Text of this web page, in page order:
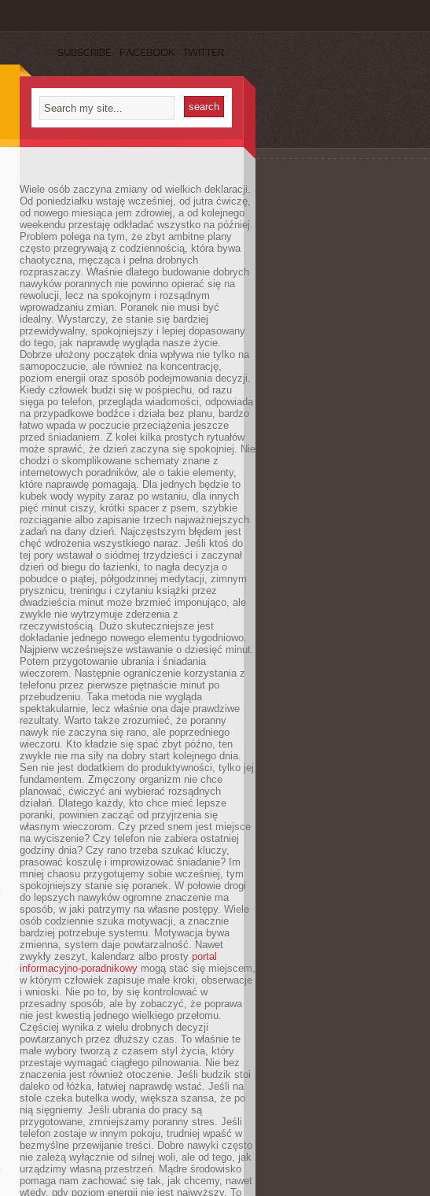
SUBSCRIBE FACEBOOK TWITTER
Wiele osób zaczyna zmiany od wielkich deklaracji.
Od poniedziałku wstaję wcześniej, od jutra ćwiczę,
od nowego miesiąca jem zdrowiej, a od kolejnego
weekendu przestaję odkładać wszystko na później.
Problem polega na tym, że zbyt ambitne plany
często przegrywają z codziennością, która bywa
chaotyczna, męcząca i pełna drobnych
rozpraszaczy. Właśnie dlatego budowanie dobrych
nawyków porannych nie powinno opierać się na
rewolucji, lecz na spokojnym i rozsądnym
wprowadzaniu zmian. Poranek nie musi być
idealny. Wystarczy, że stanie się bardziej
przewidywalny, spokojniejszy i lepiej dopasowany
do tego, jak naprawdę wygląda nasze życie.
Dobrze ułożony początek dnia wpływa nie tylko na
samopoczucie, ale również na koncentrację,
poziom energii oraz sposób podejmowania decyzji.
Kiedy człowiek budzi się w pośpiechu, od razu
sięga po telefon, przegląda wiadomości, odpowiada
na przypadkowe bodźce i działa bez planu, bardzo
łatwo wpada w poczucie przeciążenia jeszcze
przed śniadaniem. Z kolei kilka prostych rytuałów
może sprawić, że dzień zaczyna się spokojniej. Nie
chodzi o skomplikowane schematy znane z
internetowych poradników, ale o takie elementy,
które naprawdę pomagają. Dla jednych będzie to
kubek wody wypity zaraz po wstaniu, dla innych
pięć minut ciszy, krótki spacer z psem, szybkie
rozciąganie albo zapisanie trzech najważniejszych
zadań na dany dzień. Najczęstszym błędem jest
chęć wdrożenia wszystkiego naraz. Jeśli ktoś do
tej pory wstawał o siódmej trzydzieści i zaczynał
dzień od biegu do łazienki, to nagła decyzja o
pobudce o piątej, półgodzinnej medytacji, zimnym
prysznicu, treningu i czytaniu książki przez
dwadzieścia minut może brzmieć imponująco, ale
zwykle nie wytrzymuje zderzenia z
rzeczywistością. Dużo skuteczniejsze jest
dokładanie jednego nowego elementu tygodniowo.
Najpierw wcześniejsze wstawanie o dziesięć minut.
Potem przygotowanie ubrania i śniadania
wieczorem. Następnie ograniczenie korzystania z
telefonu przez pierwsze piętnaście minut po
przebudzeniu. Taka metoda nie wygląda
spektakularnie, lecz właśnie ona daje prawdziwe
rezultaty. Warto także zrozumieć, że poranny
nawyk nie zaczyna się rano, ale poprzedniego
wieczoru. Kto kładzie się spać zbyt późno, ten
zwykle nie ma siły na dobry start kolejnego dnia.
Sen nie jest dodatkiem do produktywności, tylko jej
fundamentem. Zmęczony organizm nie chce
planować, ćwiczyć ani wybierać rozsądnych
działań. Dlatego każdy, kto chce mieć lepsze
poranki, powinien zacząć od przyjrzenia się
własnym wieczorom. Czy przed snem jest miejsce
na wyciszenie? Czy telefon nie zabiera ostatniej
godziny dnia? Czy rano trzeba szukać kluczy,
prasować koszulę i improwizować śniadanie? Im
mniej chaosu przygotujemy sobie wcześniej, tym
spokojniejszy stanie się poranek. W połowie drogi
do lepszych nawyków ogromne znaczenie ma
sposób, w jaki patrzymy na własne postępy. Wiele
osób codziennie szuka motywacji, a znacznie
bardziej potrzebuje systemu. Motywacja bywa
zmienna, system daje powtarzalność. Nawet
zwykły zeszyt, kalendarz albo prosty portal
informacyjno-poradnikowy mogą stać się miejscem,
w którym człowiek zapisuje małe kroki, obserwacje
i wnioski. Nie po to, by się kontrolować w
przesadny sposób, ale by zobaczyć, że poprawa
nie jest kwestią jednego wielkiego przełomu.
Częściej wynika z wielu drobnych decyzji
powtarzanych przez dłuższy czas. To właśnie te
małe wybory tworzą z czasem styl życia, który
przestaje wymagać ciągłego pilnowania. Nie bez
znaczenia jest również otoczenie. Jeśli budzik stoi
daleko od łóżka, łatwiej naprawdę wstać. Jeśli na
stole czeka butelka wody, większa szansa, że po
nią sięgniemy. Jeśli ubrania do pracy są
przygotowane, zmniejszamy poranny stres. Jeśli
telefon zostaje w innym pokoju, trudniej wpaść w
bezmyślne przewijanie treści. Dobre nawyki często
nie zależą wyłącznie od silnej woli, ale od tego, jak
urządzimy własną przestrzeń. Mądre środowisko
pomaga nam zachować się tak, jak chcemy, nawet
wtedy, gdy poziom energii nie jest najwyższy. To